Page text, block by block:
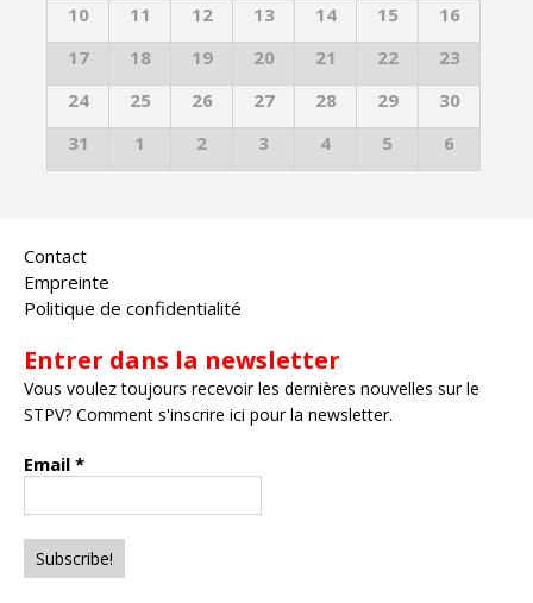
10
11 12 13 14 15
16
17
18 19 20 21 22
23
24
25 26 27 28 29
30
31
1 2 3 4 5 6
Contact
Empreinte
Politique de confidentialité
Entrer dans la newsletter
Vous voulez toujours recevoir les dernières nouvelles sur le
STPV? Comment s'inscrire ici pour la newsletter.
Email *